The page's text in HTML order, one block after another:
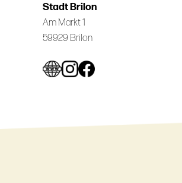
Stadt Brilon
Am Markt 1
59929 Brilon